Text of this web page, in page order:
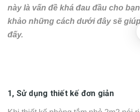
này là vấn đề khá đau đầu cho
khảo những cách dưới đây sẽ
đấy.
1, Sử dụng thiết kế đơn giản